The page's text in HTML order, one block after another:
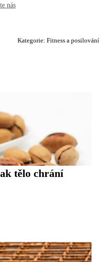
nás
Kategorie: Fitness a posilování
tělo chrání